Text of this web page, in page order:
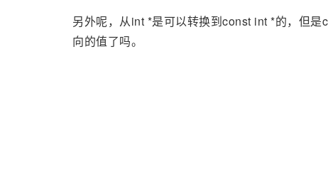
另外呢，从int *是可以转换到const int *的，但
向的值了吗。